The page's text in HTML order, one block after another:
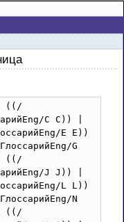
| ((/
C C)) |
E E))
G
| ((/
J J)) |
L L))
N
| ((/